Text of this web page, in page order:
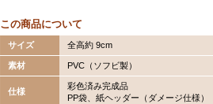
この商品について
サイズ 全高約 9cm
素材 PVC（ソフビ製）
仕様
彩色済み完成品
PP袋、紙ヘッダー（ダメージ仕様）